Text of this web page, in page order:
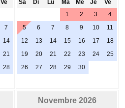
Ve
7
14
21
28
Sa Di Lu Ma Me Je
Ve
1
2 3
4
5
6 7 8 9 10
11
12
13 14 15 16 17
18
19
20 21 22 23 24
25
26
27 28 29 30
Novembre 2026